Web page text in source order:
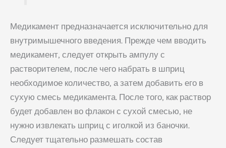
Медикамент предназначается исключительно для
внутримышечного введения. Прежде чем вводить
медикамент, следует открыть ампулу с
растворителем, после чего набрать в шприц
необходимое количество, а затем добавить его в
сухую смесь медикамента. После того, как раствор
будет добавлен во флакон с сухой смесью, не
нужно извлекать шприц с иголкой из баночки.
Следует тщательно размешать состав